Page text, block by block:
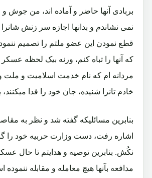
بربادی آنها حاضر و آماده اند، من جوش و
نمی نشاندم و بدانها اجازه سر زنش
قطع نمودن این عضو ملتم را تصمیم
که آنها را تباه کنم، ورنه بیک لحظه عسکر
مردانه ام که نام خدمت اسلامیت و ملت
خادم تانرا شنیده، جان خود را فدا
بنابرین مسائلیکه گفته شد و نظر به
اشاره رفت، دست وزارت حربیه خود را
نکُش. بنابرین توصیه و هدایتم تا حال
مدافعه بآنها هیچ معامله و مقابله